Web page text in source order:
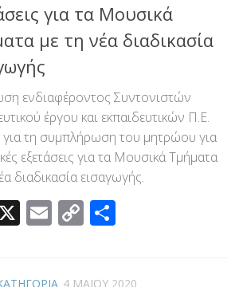
για τα Μουσικά
με τη νέα διαδικασία
ενδιαφέροντος Συντονιστών
έργου και εκπαιδευτικών Π.Ε.
για τη συμπλήρωση του μητρώου για
εξετάσεις για τα Μουσικά Τμήματα
διαδικασία εισαγωγής.
X Email
Copy
4 ΜΑΪ́ΟΥ 2020